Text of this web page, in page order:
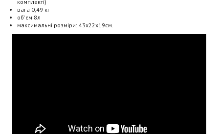
комплекті)
вага 0,49 кг
об'єм 8л
максимальні розміри: 43х22х19см.